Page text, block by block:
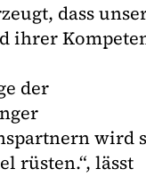
dass
ihrer
der
wird
rüsten.“, lässt